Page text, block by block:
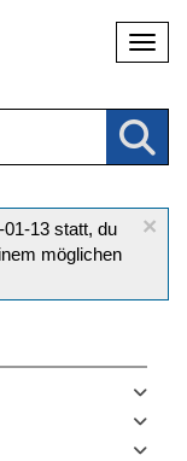
×
13 statt, du
möglichen